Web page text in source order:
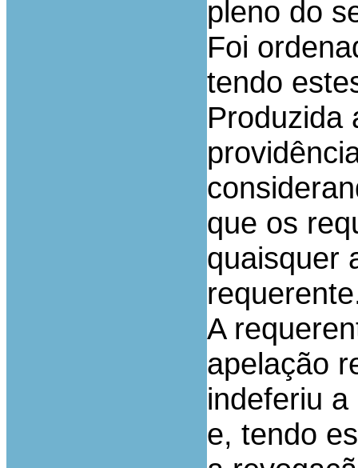
pleno do
Foi
tendo
Produzida
que os
quaisquer
A
apelação
indeferiu
e, tendo